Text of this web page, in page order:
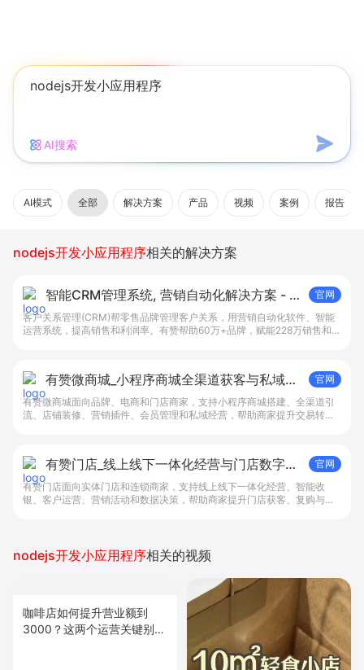
AI搜索
AI模式 全部 解决方案 产品 视频 案例 报告
nodejs开发小应用程序相关的解决方案
智能CRM管理系统, 营销自动化解决方案 - 有
赞科技
官网
客户关系管理(CRM)帮零售品牌管理客户关系，用营销自动化软件、智能
运营系统，提高销售和利润率。有赞帮助60万+品牌，赋能228万销售和导
有赞微商城_小程序商城全渠道获客与私域复
购工具 - 做生意, 找有赞
官网
有赞微商城面向品牌、电商和门店商家，支持小程序商城搭建、全渠道引
流、店铺装修、营销插件、会员管理和私域经营，帮助商家提升交易转化
有赞门店_线上线下一体化经营与门店数字化
解决方案 - 有赞新零售
官网
有赞门店面向实体门店和连锁商家，支持线上线下一体化经营、智能收
银、客户运营、营销活动和数据决策，帮助商家提升门店获客、复购与管
nodejs开发小应用程序相关的视频
咖啡店如何提升营业额到
3000？这两个运营关键别踩